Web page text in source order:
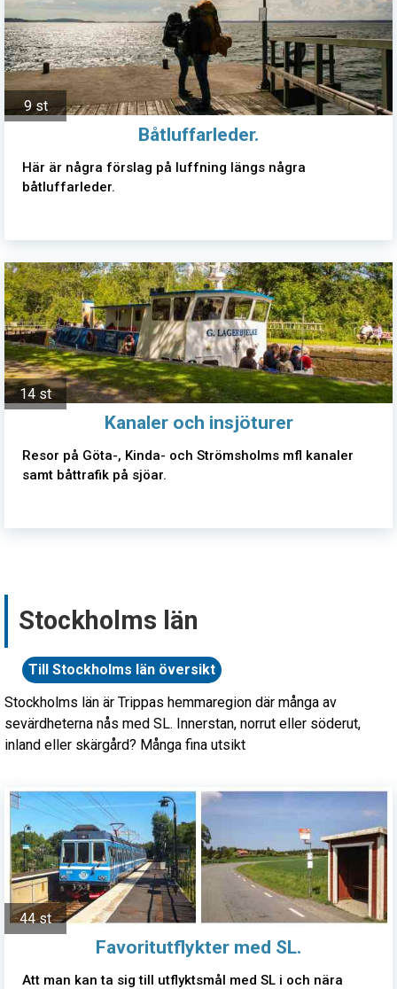
9 st
Båtluffarleder.
Här är några förslag på luffning längs några
båtluffarleder.
14 st
Kanaler och insjöturer
Resor på Göta-, Kinda- och Strömsholms mfl kanaler
samt båttrafik på sjöar.
Stockholms län
Till Stockholms län översikt
Stockholms län är Trippas hemmaregion där många av
sevärdheterna nås med SL. Innerstan, norrut eller söderut,
inland eller skärgård? Många fina utsikt
44 st
Favoritutflykter med SL.
Att man kan ta sig till utflyktsmål med SL i och nära